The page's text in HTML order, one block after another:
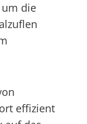
die
effizient